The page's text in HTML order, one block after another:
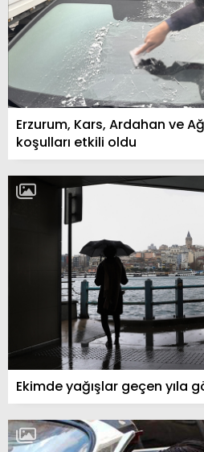
Erzurum, Kars, Ardahan ve
koşulları etkili oldu
Ekimde yağışlar geçen yıla